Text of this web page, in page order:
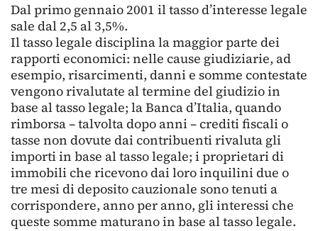
Dal primo gennaio 2001 il tasso d’interesse legale
sale dal 2,5 al 3,5%.
Il tasso legale disciplina la maggior parte dei
rapporti economici: nelle cause giudiziarie, ad
esempio, risarcimenti, danni e somme contestate
vengono rivalutate al termine del giudizio in
base al tasso legale; la Banca d’Italia, quando
rimborsa – talvolta dopo anni – crediti fiscali o
tasse non dovute dai contribuenti rivaluta gli
importi in base al tasso legale; i proprietari di
immobili che ricevono dai loro inquilini due o
tre mesi di deposito cauzionale sono tenuti a
corrispondere, anno per anno, gli interessi che
queste somme maturano in base al tasso legale.